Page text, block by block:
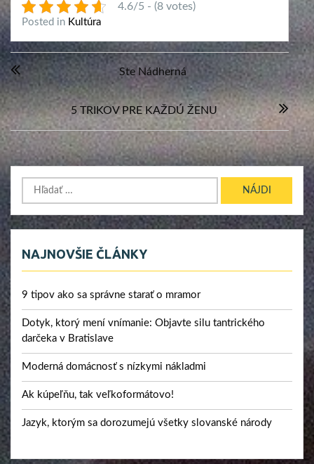
4.6/5 - (8 votes)
Posted in Kultúra
Navigácia
v
článku
Ste Nádherná
5 TRIKOV PRE KAŽDÚ ŽENU
Hľadať:
NAJNOVŠIE ČLÁNKY
9 tipov ako sa správne starať o mramor
Dotyk, ktorý mení vnímanie: Objavte silu tantrického
darčeka v Bratislave
Moderná domácnosť s nízkymi nákladmi
Ak kúpeľňu, tak veľkoformátovo!
Jazyk, ktorým sa dorozumejú všetky slovanské národy